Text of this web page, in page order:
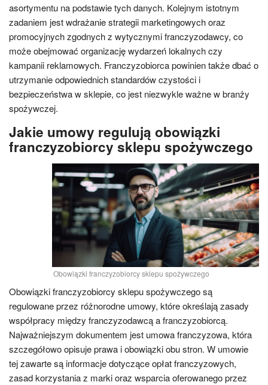
asortymentu na podstawie tych danych. Kolejnym istotnym
zadaniem jest wdrażanie strategii marketingowych oraz
promocyjnych zgodnych z wytycznymi franczyzodawcy, co
może obejmować organizację wydarzeń lokalnych czy
kampanii reklamowych. Franczyzobiorca powinien także dbać o
utrzymanie odpowiednich standardów czystości i
bezpieczeństwa w sklepie, co jest niezwykle ważne w branży
spożywczej.
Jakie umowy regulują obowiązki
franczyzobiorcy sklepu spożywczego
Obowiązki franczyzobiorcy sklepu spożywczego
Obowiązki franczyzobiorcy sklepu spożywczego są
regulowane przez różnorodne umowy, które określają zasady
współpracy między franczyzodawcą a franczyzobiorcą.
Najważniejszym dokumentem jest umowa franczyzowa, która
szczegółowo opisuje prawa i obowiązki obu stron. W umowie
tej zawarte są informacje dotyczące opłat franczyzowych,
zasad korzystania z marki oraz wsparcia oferowanego przez